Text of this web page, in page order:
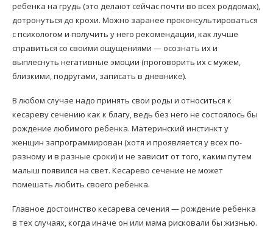
ребенка на грудь (это делают сейчас почти во всех роддомах),
дотронуться до крохи. Можно заранее проконсультироваться
с психологом и получить у него рекомендации, как лучше
справиться со своими ощущениями — осознать их и
выплеснуть негативные эмоции (проговорить их с мужем,
близкими, подругами, записать в дневнике).
В любом случае надо принять свои роды и относиться к
кесареву сечению как к благу, ведь без него не состоялось бы
рождение любимого ребенка. Материнский инстинкт у
женщин запрограммирован (хотя и проявляется у всех по-
разному и в разные сроки) и не зависит от того, каким путем
малыш появился на свет. Кесарево сечение не может
помешать любить своего ребенка.
Главное достоинство кесарева сечения — рождение ребенка
в тех случаях, когда иначе он или мама рисковали бы жизнью.